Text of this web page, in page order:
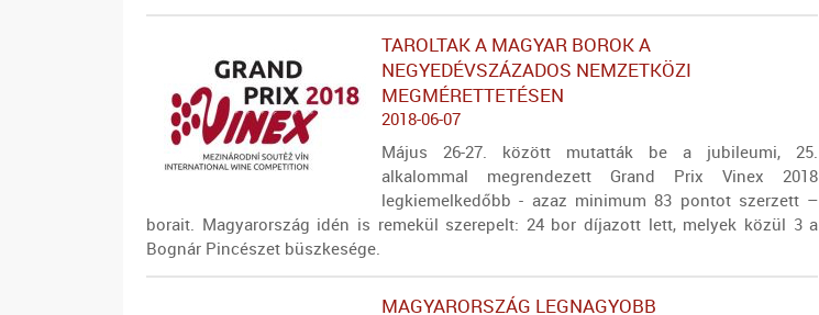
TAROLTAK A MAGYAR BOROK A
NEGYEDÉVSZÁZADOS NEMZETKÖZI
MEGMÉRETTETÉSEN
2018-06-07
Május 26-27. között mutatták be a jubileumi, 25.
alkalommal megrendezett Grand Prix Vinex 2018
legkiemelkedőbb - azaz minimum 83 pontot szerzett –
borait. Magyarország idén is remekül szerepelt: 24 bor díjazott lett, melyek közül 3 a
Bognár Pincészet büszkesége.
MAGYARORSZÁG LEGNAGYOBB